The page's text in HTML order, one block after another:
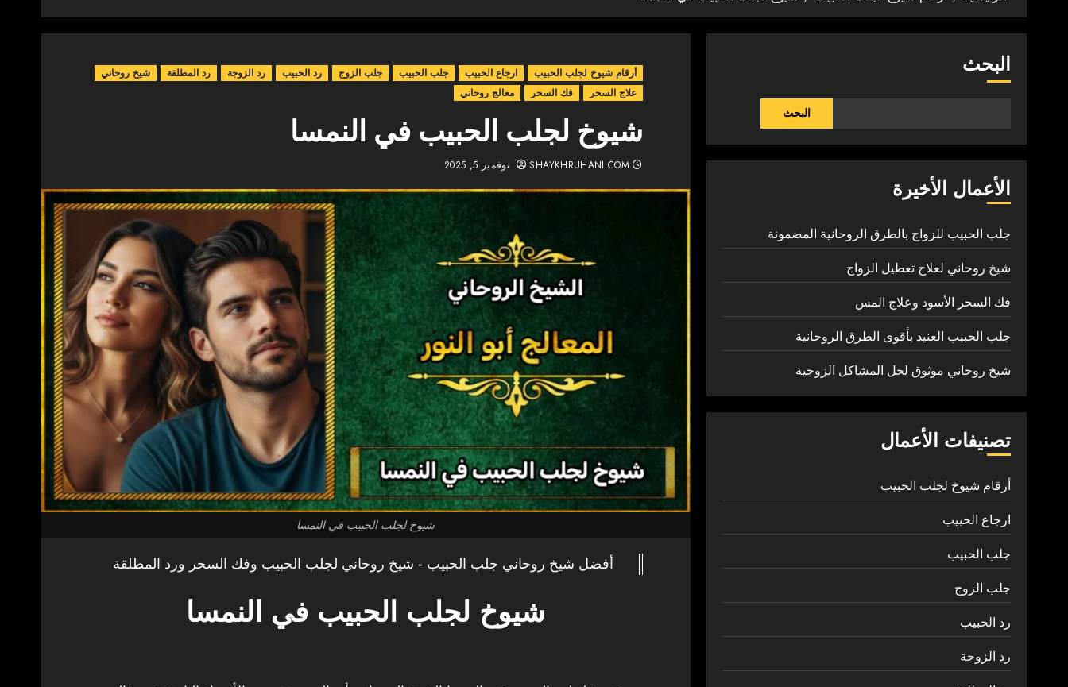
أرقام شيوخ لجلب الحبيب ارجاع الحبيب جلب الحبيب جلب الزوج رد الحبيب رد الزوجة رد المطلقة
شيخ روحاني
علاج السحر
فك السحر معالج روحاني
شيوخ لجلب الحبيب في النمسا
SHAYKHRUHANI.COM نوفمبر 5, 2025
شيوخ لجلب الحبيب في النمسا
أفضل شيخ روحاني جلب الحبيب - شيخ روحاني لجلب الحبيب وفك السحر ورد المطلقة
شيوخ لجلب الحبيب في النمسا
البحث
البحث
الأعمال الأخيرة
جلب الحبيب للزواج بالطرق الروحانية المضمونة
شيخ روحاني لعلاج تعطيل الزواج
فك السحر الأسود وعلاج المس
جلب الحبيب العنيد بأقوى الطرق الروحانية
شيخ روحاني موثوق لحل المشاكل الزوجية
تصنيفات الأعمال
أرقام شيوخ لجلب الحبيب
ارجاع الحبيب
جلب الحبيب
جلب الزوج
رد الحبيب
رد الزوجة